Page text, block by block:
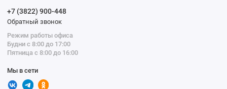
+7 (3822) 900-448
Обратный звонок
Режим работы офиса
Будни с 8:00 до 17:00
Пятница с 8:00 до 16:00
Мы в сети